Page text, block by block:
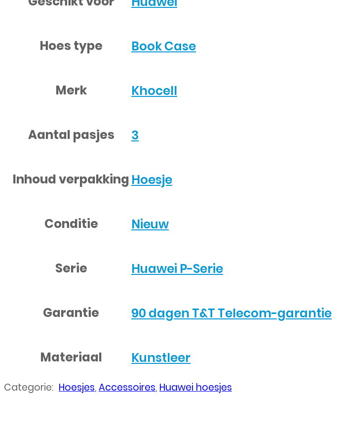
Hoes type Book Case
Merk Khocell
Aantal pasjes 3
Inhoud verpakking Hoesje
Conditie Nieuw
Serie Huawei P-Serie
Garantie 90 dagen T&T Telecom-garantie
Materiaal Kunstleer
Categorie: Hoesjes,Accessoires, Huawei hoesjes